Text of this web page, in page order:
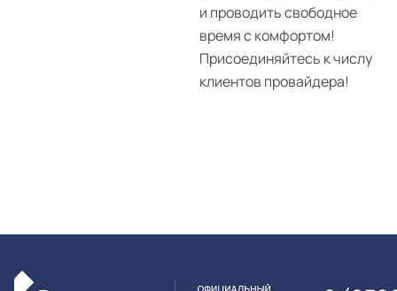
и проводить свободное
время с комфортом!
Присоединяйтесь к числу
клиентов провайдера!